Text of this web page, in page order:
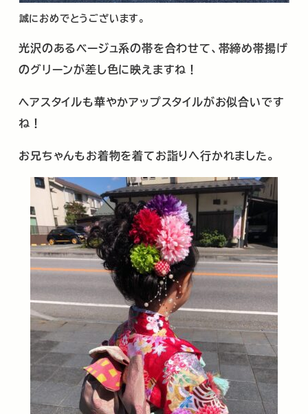
誠におめでとうございます。
光沢のあるベージュ系の帯を合わせて、帯締め帯揚げ
のグリーンが差し色に映えますね！
ヘアスタイルも華やかアップスタイルがお似合いです
ね！
お兄ちゃんもお着物を着てお詣りへ行かれました。